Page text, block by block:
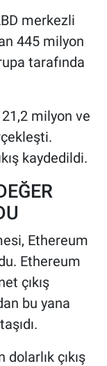
merkezli
445 milyon
tarafında
21,2 milyon ve
kaydedildi.
Ethereum
Ethereum
çıkış
bu yana
çıkış